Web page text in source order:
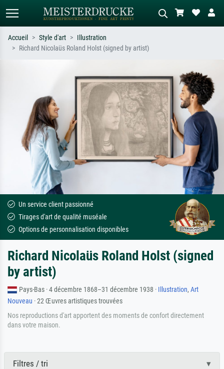
ex. Monet, Nuit étoilée,
impressionnisme, vague de Hokusai,
nu.
Décrivez la scène – ex. prairie verte,
abstrait avec beaucoup de rouge,
tableau sombre, nu debout près d'un
arbre.
Accueil Style d'art
Illustration
Richard Nicolaüs Roland Holst (signed by artist)
Un service client passionné
Tirages d'art de qualité muséale
Options de personnalisation disponibles
Richard Nicolaüs Roland Holst (signed
by artist)
Pays-Bas · 4 décembre 1868–31 décembre 1938 · Illustration,Art
Nouveau · 22 Œuvres artistiques trouvées
Nos reproductions d'art apportent des moments de confort directement
dans votre maison.
Filtres / tri